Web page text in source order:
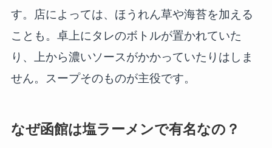
す。店によっては、ほうれん草や海苔を加える
ことも。卓上にタレのボトルが置かれていた
り、上から濃いソースがかかっていたりはしま
せん。スープそのものが主役です。
なぜ函館は塩ラーメンで有名なの？